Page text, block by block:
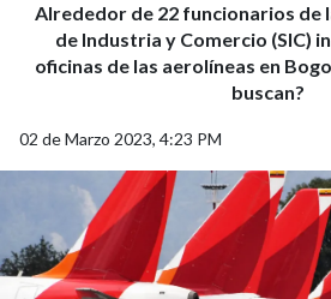
Alrededor de 22 funcionarios de
de Industria y Comercio (SIC)
oficinas de las aerolíneas en
buscan?
02 de Marzo 2023, 4:23 PM